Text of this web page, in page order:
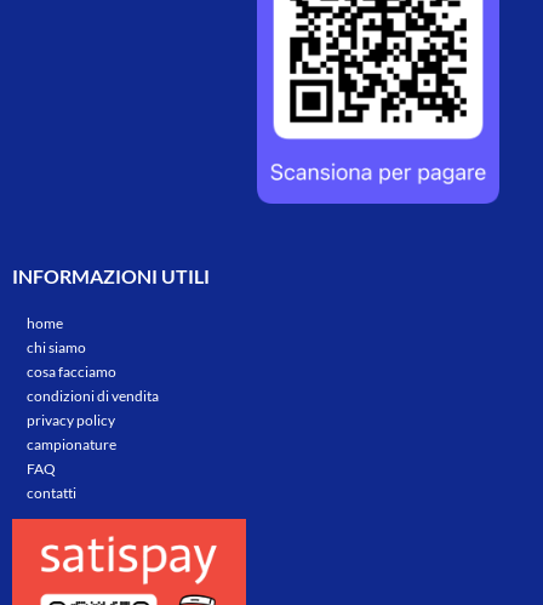
INFORMAZIONI UTILI
home
chi siamo
cosa facciamo
condizioni di vendita
privacy policy
campionature
FAQ
contatti